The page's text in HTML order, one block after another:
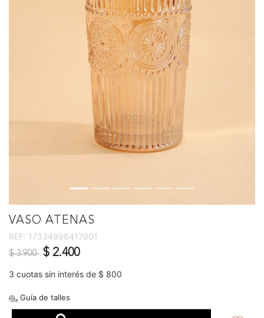
VASO ATENAS
REF: 17334996417001
Precio reducido de
$ 3.900 a$ 2.400
3 cuotas sin interés de $ 800
Guía de talles